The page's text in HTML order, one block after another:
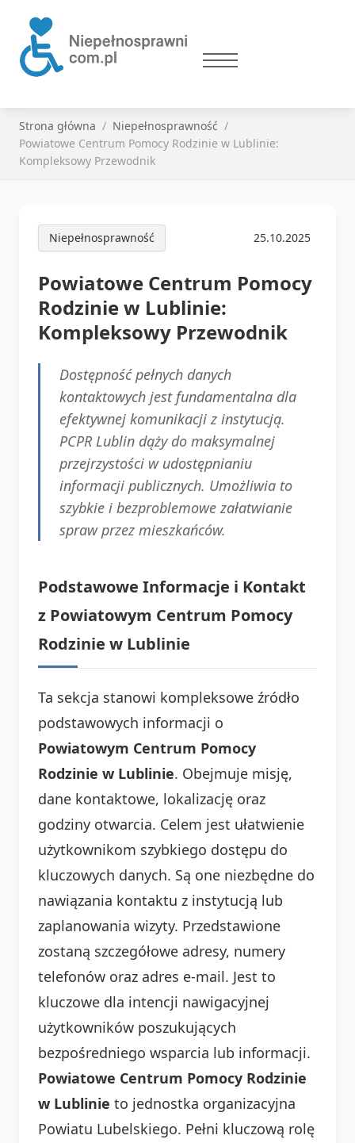
Strona główna
Niepełnosprawność
Powiatowe Centrum Pomocy Rodzinie w Lublinie:
Kompleksowy Przewodnik
Niepełnosprawność 25.10.2025
Powiatowe Centrum Pomocy
Rodzinie w Lublinie:
Kompleksowy Przewodnik
Dostępność pełnych danych
kontaktowych jest fundamentalna dla
efektywnej komunikacji z instytucją.
PCPR Lublin dąży do maksymalnej
przejrzystości w udostępnianiu
informacji publicznych. Umożliwia to
szybkie i bezproblemowe załatwianie
spraw przez mieszkańców.
Podstawowe Informacje i Kontakt
z Powiatowym Centrum Pomocy
Rodzinie w Lublinie
Ta sekcja stanowi kompleksowe źródło
podstawowych informacji o
Powiatowym Centrum Pomocy
Rodzinie w Lublinie. Obejmuje misję,
dane kontaktowe, lokalizację oraz
godziny otwarcia. Celem jest ułatwienie
użytkownikom szybkiego dostępu do
kluczowych danych. Są one niezbędne do
nawiązania kontaktu z instytucją lub
zaplanowania wizyty. Przedstawione
zostaną szczegółowe adresy, numery
telefonów oraz adres e-mail. Jest to
kluczowe dla intencji nawigacyjnej
użytkowników poszukujących
bezpośredniego wsparcia lub informacji.
Powiatowe Centrum Pomocy Rodzinie
w Lublinie to jednostka organizacyjna
Powiatu Lubelskiego. Pełni kluczową rolę